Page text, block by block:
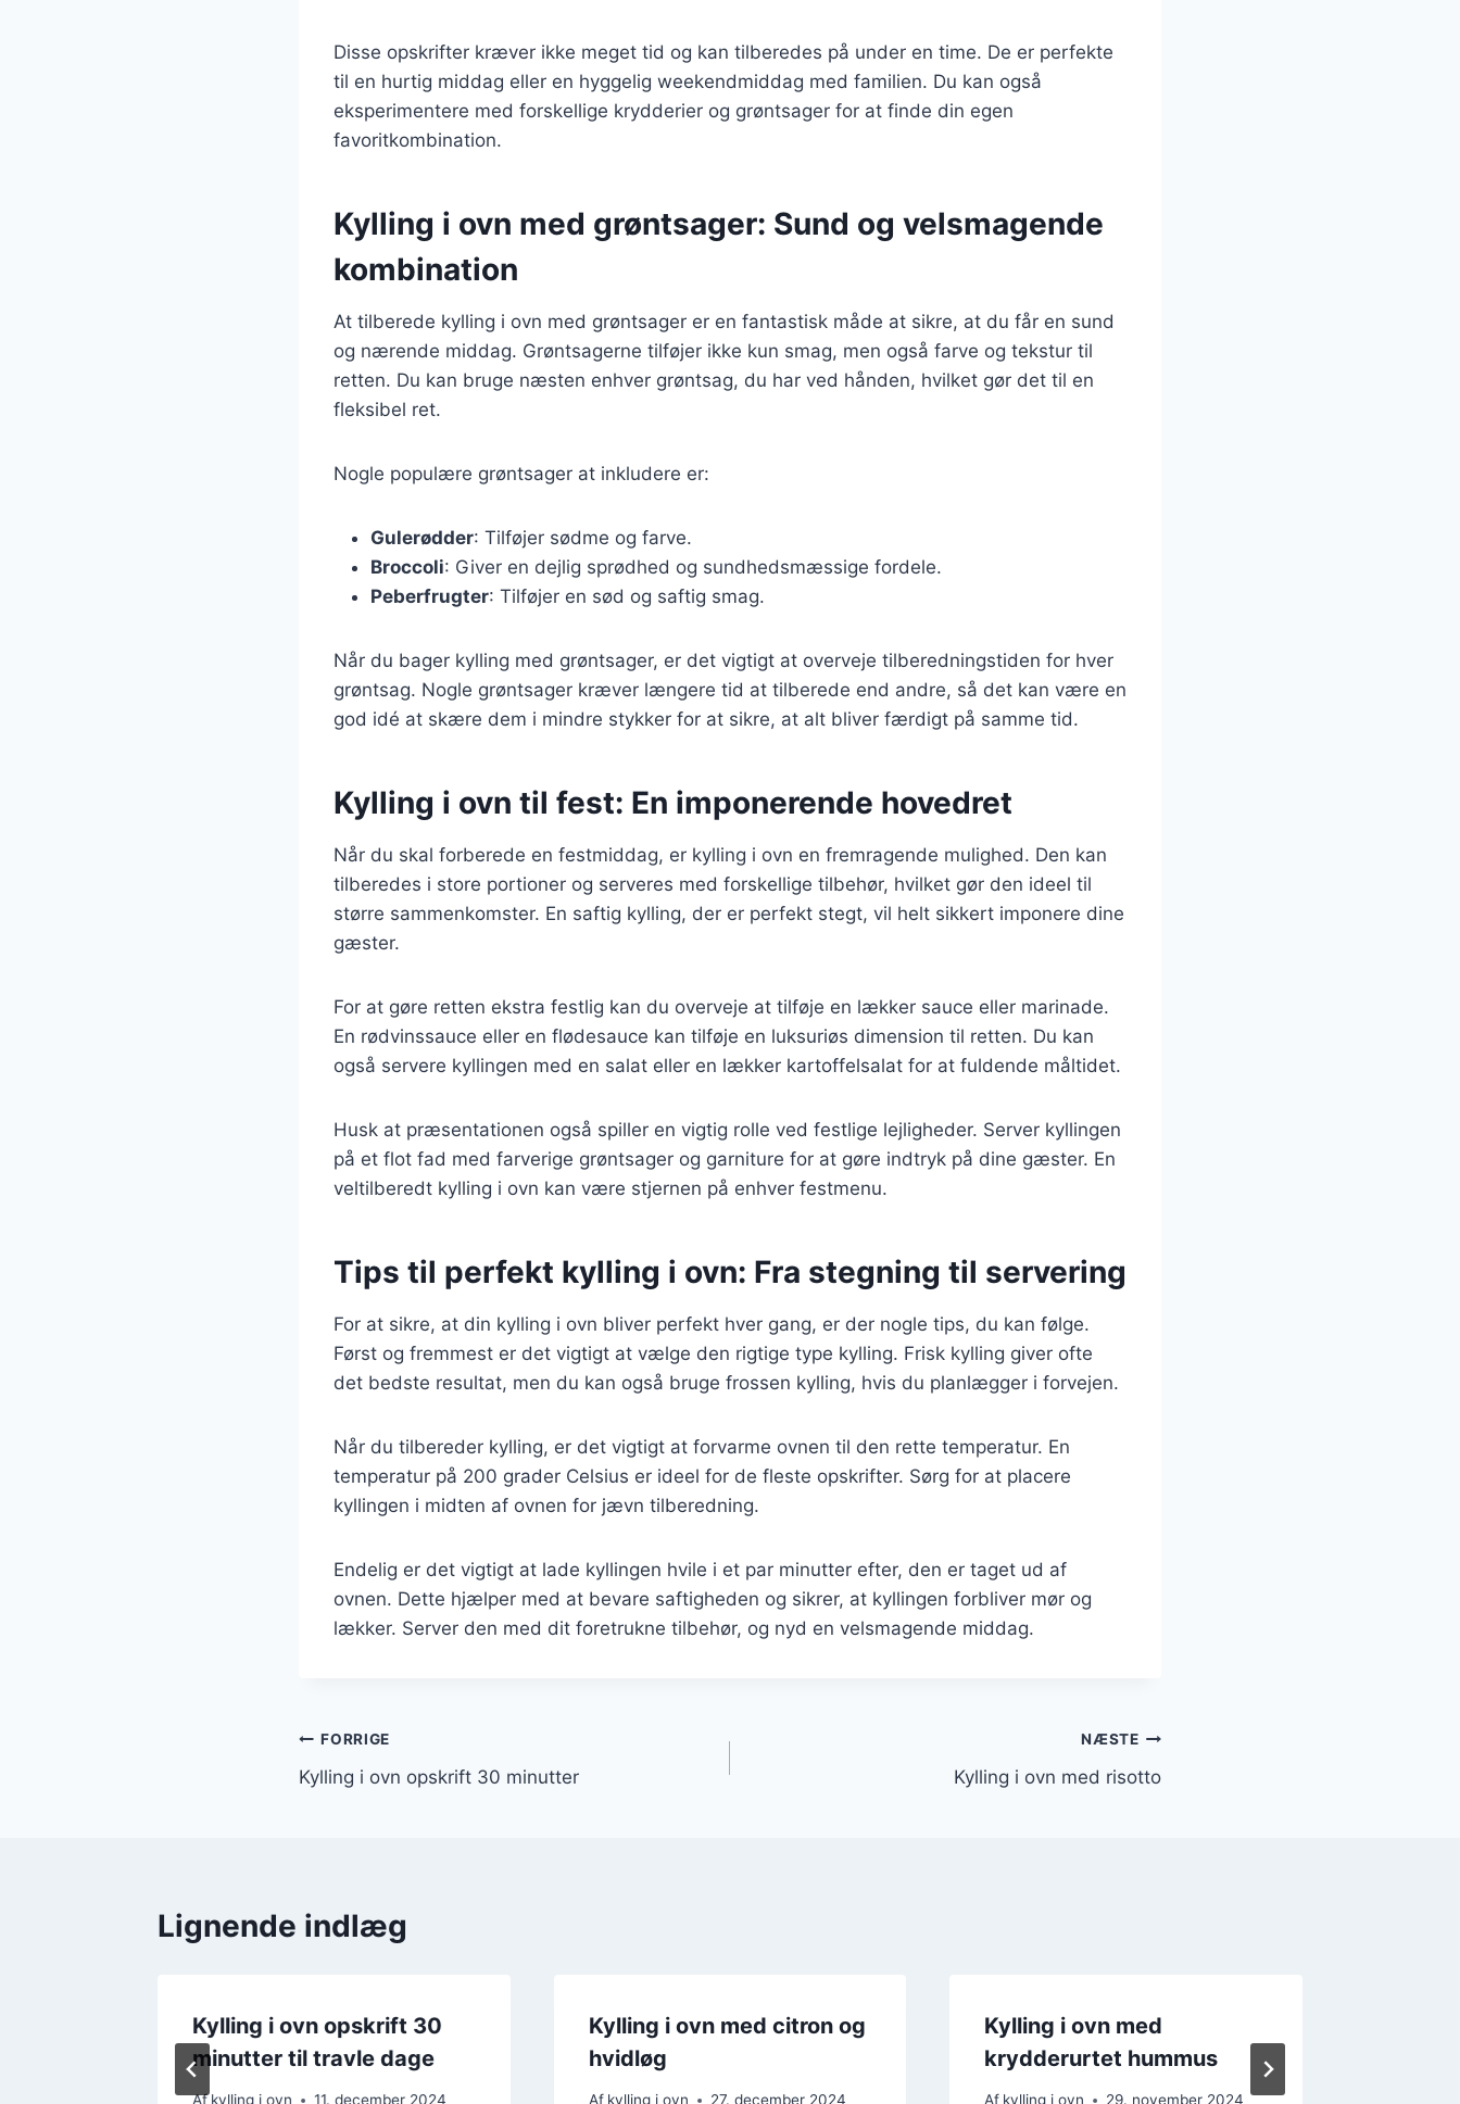
Disse opskrifter kræver ikke meget tid og kan tilberedes på under en time. De er perfekte
til en hurtig middag eller en hyggelig weekendmiddag med familien. Du kan også
eksperimentere med forskellige krydderier og grøntsager for at finde din egen
favoritkombination.
Kylling i ovn med grøntsager: Sund og velsmagende
kombination
At tilberede kylling i ovn med grøntsager er en fantastisk måde at sikre, at du får en sund
og nærende middag. Grøntsagerne tilføjer ikke kun smag, men også farve og tekstur til
retten. Du kan bruge næsten enhver grøntsag, du har ved hånden, hvilket gør det til en
fleksibel ret.
Nogle populære grøntsager at inkludere er:
Gulerødder: Tilføjer sødme og farve.
Broccoli: Giver en dejlig sprødhed og sundhedsmæssige fordele.
Peberfrugter: Tilføjer en sød og saftig smag.
Når du bager kylling med grøntsager, er det vigtigt at overveje tilberedningstiden for hver
grøntsag. Nogle grøntsager kræver længere tid at tilberede end andre, så det kan være en
god idé at skære dem i mindre stykker for at sikre, at alt bliver færdigt på samme tid.
Kylling i ovn til fest: En imponerende hovedret
Når du skal forberede en festmiddag, er kylling i ovn en fremragende mulighed. Den kan
tilberedes i store portioner og serveres med forskellige tilbehør, hvilket gør den ideel til
større sammenkomster. En saftig kylling, der er perfekt stegt, vil helt sikkert imponere dine
gæster.
For at gøre retten ekstra festlig kan du overveje at tilføje en lækker sauce eller marinade.
En rødvinssauce eller en flødesauce kan tilføje en luksuriøs dimension til retten. Du kan
også servere kyllingen med en salat eller en lækker kartoffelsalat for at fuldende måltidet.
Husk at præsentationen også spiller en vigtig rolle ved festlige lejligheder. Server kyllingen
på et flot fad med farverige grøntsager og garniture for at gøre indtryk på dine gæster. En
veltilberedt kylling i ovn kan være stjernen på enhver festmenu.
Tips til perfekt kylling i ovn: Fra stegning til servering
For at sikre, at din kylling i ovn bliver perfekt hver gang, er der nogle tips, du kan følge.
Først og fremmest er det vigtigt at vælge den rigtige type kylling. Frisk kylling giver ofte
det bedste resultat, men du kan også bruge frossen kylling, hvis du planlægger i forvejen.
Når du tilbereder kylling, er det vigtigt at forvarme ovnen til den rette temperatur. En
temperatur på 200 grader Celsius er ideel for de fleste opskrifter. Sørg for at placere
kyllingen i midten af ovnen for jævn tilberedning.
Endelig er det vigtigt at lade kyllingen hvile i et par minutter efter, den er taget ud af
ovnen. Dette hjælper med at bevare saftigheden og sikrer, at kyllingen forbliver mør og
lækker. Server den med dit foretrukne tilbehør, og nyd en velsmagende middag.
Indlægsnavigation
FORRIGE
Kylling i ovn opskrift 30 minutter
NÆSTE
Kylling i ovn med risotto
Lignende indlæg
Kylling i ovn opskrift 30
minutter til travle dage
Af kylling i ovn 11. december 2024
Kylling i ovn med citron og
hvidløg
Af kylling i ovn 27. december 2024
Kylling i ovn med
krydderurtet hummus
Af kylling i ovn 29. november 2024